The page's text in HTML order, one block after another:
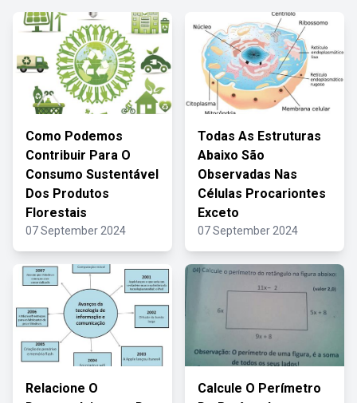
Como Podemos
Contribuir Para O
Consumo Sustentável
Dos Produtos
Florestais
07 September 2024
Todas As Estruturas
Abaixo São
Observadas Nas
Células Procariontes
Exceto
07 September 2024
Relacione O
Calcule O Perímetro